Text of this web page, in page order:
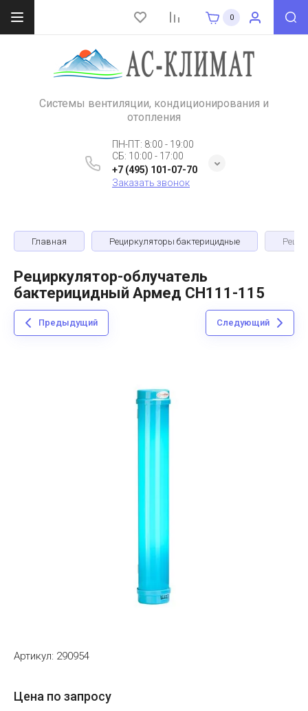
0
Системы вентиляции, кондиционирования и
отопления
ПН-ПТ: 8:00 - 19:00
СБ: 10:00 - 17:00
+7 (495) 101-07-70
Заказать звонок
Главная Рециркуляторы бактерицидные
Рециркулятор-облучатель
бактерицидный Армед CH111-115
Предыдущий Следующий
Артикул: 290954
Цена по запросу